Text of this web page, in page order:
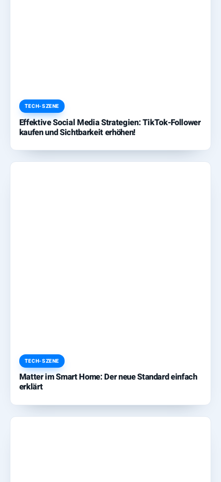
TECH-SZENE
Effektive Social Media Strategien: TikTok-Follower
kaufen und Sichtbarkeit erhöhen!
TECH-SZENE
Matter im Smart Home: Der neue Standard einfach
erklärt